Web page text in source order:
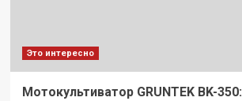
Это интересно
Мотокультиватор GRUNTEK BK-350: